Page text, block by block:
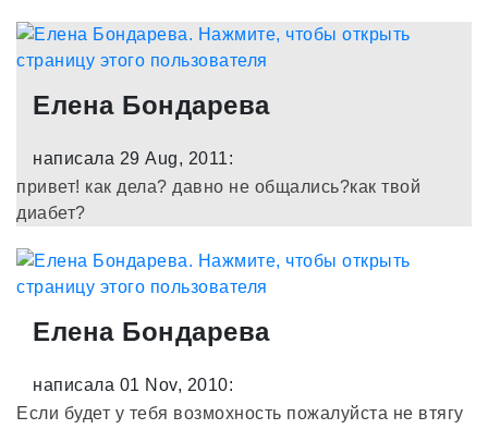
Елена Бондарева
написала 29 Aug, 2011:
привет! как дела? давно не общались?как твой
диабет?
Елена Бондарева
написала 01 Nov, 2010:
Если будет у тебя возмохность пожалуйста не втягу